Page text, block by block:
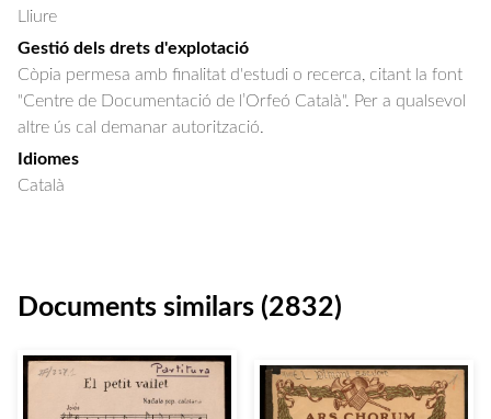
Lliure
Gestió dels drets d'explotació
Còpia permesa amb finalitat d'estudi o recerca, citant la font
"Centre de Documentació de l’Orfeó Català". Per a qualsevol
altre ús cal demanar autorització.
Idiomes
Català
Documents similars (2832)